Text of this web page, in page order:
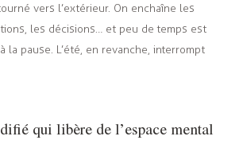
vers l’extérieur. On enchaîne les
les décisions… et peu de temps est
la pause. L’été, en revanche, interrompt
qui libère de l’espace mental